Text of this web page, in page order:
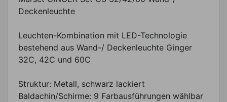
Deckenleuchte
Leuchten-Kombination mit LED-Technologie
bestehend aus Wand-/ Deckenleuchte Ginger
32C, 42C und 60C
Struktur: Metall, schwarz lackiert
Baldachin/Schirme: 9 Farbausführungen wählbar